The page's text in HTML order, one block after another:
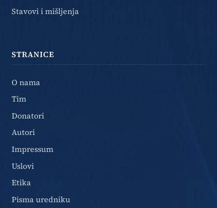
Stavovi i mišljenja
STRANICE
O nama
Tim
Donatori
Autori
Impressum
Uslovi
Etika
Pisma uredniku